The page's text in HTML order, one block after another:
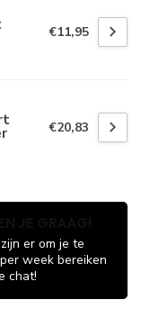
€11,95
€20,83
er om je te
week bereiken
chat!